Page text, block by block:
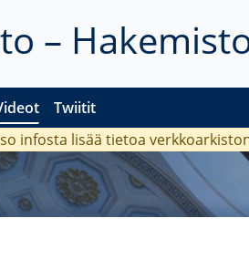
–
Twiitit
infosta lisää tietoa